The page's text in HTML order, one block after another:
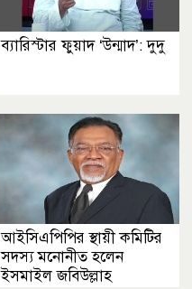
ব্যারিস্টার ফুয়াদ ‘উন্মাদ’: দুদু
আইসিএপিপির স্থায়ী কমিটির
সদস্য মনোনীত হলেন
ইসমাইল জবিউল্লাহ